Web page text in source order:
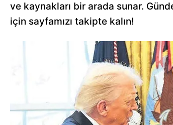
ve kaynakları bir arada sunar.
için sayfamızı takipte kalın!